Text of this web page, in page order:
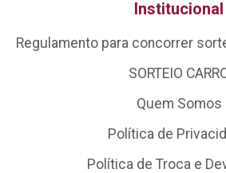
Institucional
Regulamento para concorrer
SORTEIO
Quem Somos
Política de
Política de Troca e